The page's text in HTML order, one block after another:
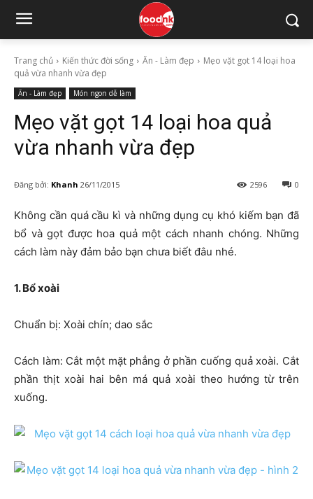
Trang chủ Kiến thức đời sống Ăn - Làm đẹp
Mẹo vặt gọt 14 loại hoa
quả vừa nhanh vừa đẹp
Ăn - Làm đẹp Món ngon dễ làm
Mẹo vặt gọt 14 loại hoa quả
vừa nhanh vừa đẹp
Đăng bởi: Khanh 26/11/2015 0
2596
Không cần quá cầu kì và những dụng cụ khó kiếm bạn đã
bổ và gọt được hoa quả một cách nhanh chóng. Những
cách làm này đảm bảo bạn chưa biết đâu nhé.
1. Bổ xoài
Chuẩn bị: Xoài chín; dao sắc
Cách làm: Cắt một mặt phẳng ở phần cuống quả xoài. Cắt
phần thịt xoài hai bên má quả xoài theo hướng từ trên
xuống.